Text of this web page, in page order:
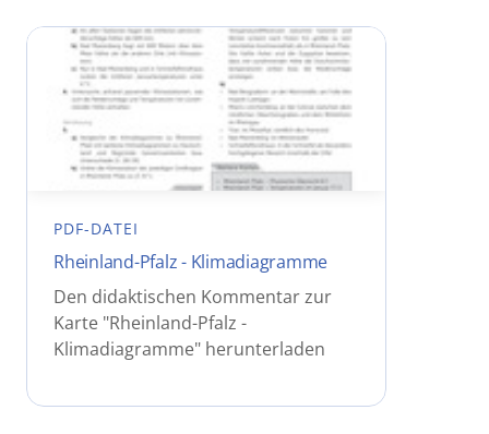
PDF-DATEI
Rheinland-Pfalz - Klimadiagramme
Den didaktischen Kommentar zur
Karte "Rheinland-Pfalz -
Klimadiagramme" herunterladen